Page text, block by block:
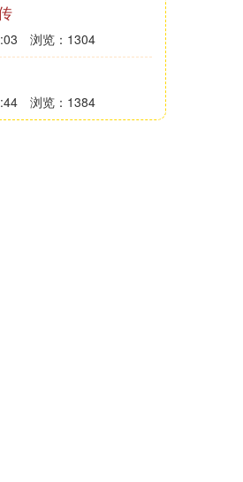
浏览：1304
浏览：1384